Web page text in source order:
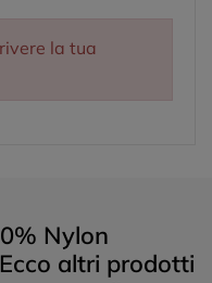
la tua
Nylon
altri prodotti